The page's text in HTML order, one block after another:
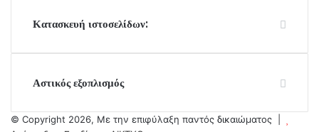
Κατασκευή ιστοσελίδων:
Αστικός εξοπλισμός
© Copyright 2026, Με την επιφύλαξη παντός δικαιώματος |